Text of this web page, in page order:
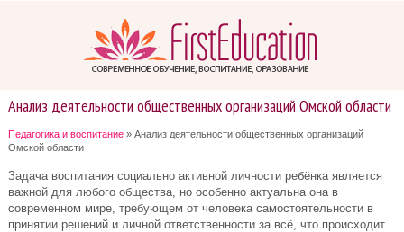
Анализ деятельности общественных организаций Омской области
Педагогика и воспитание » Анализ деятельности общественных организаций
Омской области
Задача воспитания социально активной личности ребёнка является
важной для любого общества, но особенно актуальна она в
современном мире, требующем от человека самостоятельности в
принятии решений и личной ответственности за всё, что происходит